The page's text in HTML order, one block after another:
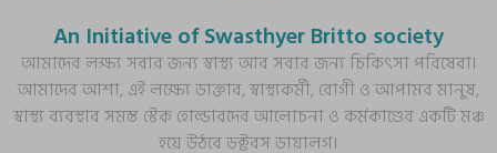
An Initiative of Swasthyer Britto society
আমাদের লক্ষ্য সবার জন্য স্বাস্থ্য আর সবার জন্য চিকিৎসা পরিষেবা।
আমাদের আশা, এই লক্ষ্যে ডাক্তার, স্বাস্থ্যকর্মী, রোগী ও আপামর মানুষ,
স্বাস্থ্য ব্যবস্থার সমস্ত স্টেক হোল্ডারদের আলোচনা ও কর্মকাণ্ডের একটি মঞ্চ
হয়ে উঠবে ডক্টরস ডায়ালগ।